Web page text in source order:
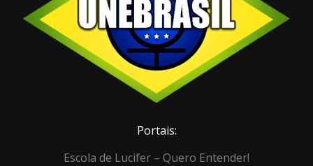
Portais:
Escola de Lucifer – Quero Entender!